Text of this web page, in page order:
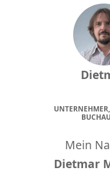
Mein
Dietmar